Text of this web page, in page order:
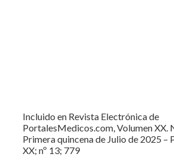
Incluido en Revista Electrónica de
PortalesMedicos.com, Volumen XX.
Primera quincena de Julio de 2025 –
XX; nº 13; 779